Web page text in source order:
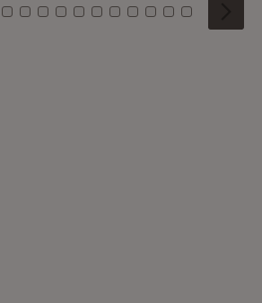
0 1 2
Kachel: 3
Zu Kachel: 4
Zu Kachel: 5
Zu Kachel: 6
Zu Kachel: 7
Zu Kachel: 8
Zu Kachel: 9
Zu Kachel: 10
Zu Kachel: 11
Zu Kachel: 12
Zu Kachel:
Zu